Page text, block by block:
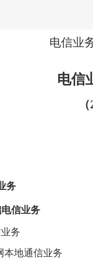
电信业
电信
务
信业务
务
本地通信业务